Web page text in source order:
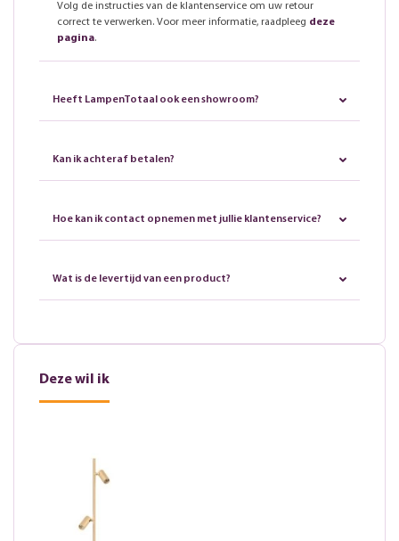
Volg de instructies van de klantenservice om uw retour
correct te verwerken. Voor meer informatie, raadpleeg deze
pagina.
Heeft LampenTotaal ook een showroom?
Kan ik achteraf betalen?
Hoe kan ik contact opnemen met jullie klantenservice?
Wat is de levertijd van een product?
Deze wil ik